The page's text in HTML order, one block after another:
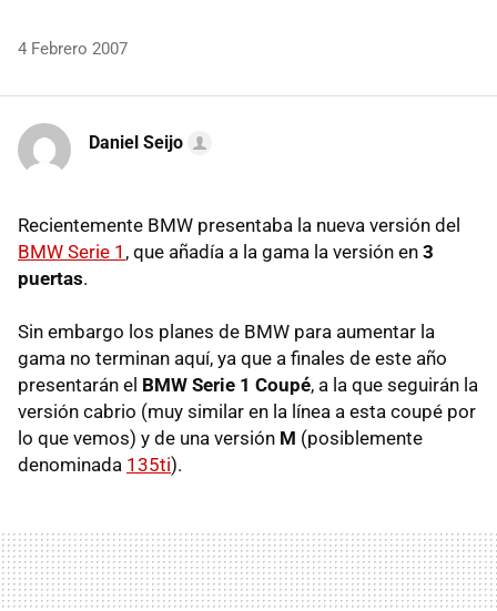
4 Febrero 2007
Daniel Seijo
Recientemente BMW presentaba la nueva versión del
BMW Serie 1 , que añadía a la gama la versión en 3
puertas.
Sin embargo los planes de BMW para aumentar la
gama no terminan aquí, ya que a finales de este año
presentarán el BMW Serie 1 Coupé, a la que seguirán la
versión cabrio (muy similar en la línea a esta coupé por
lo que vemos) y de una versión M (posiblemente
denominada 135ti).